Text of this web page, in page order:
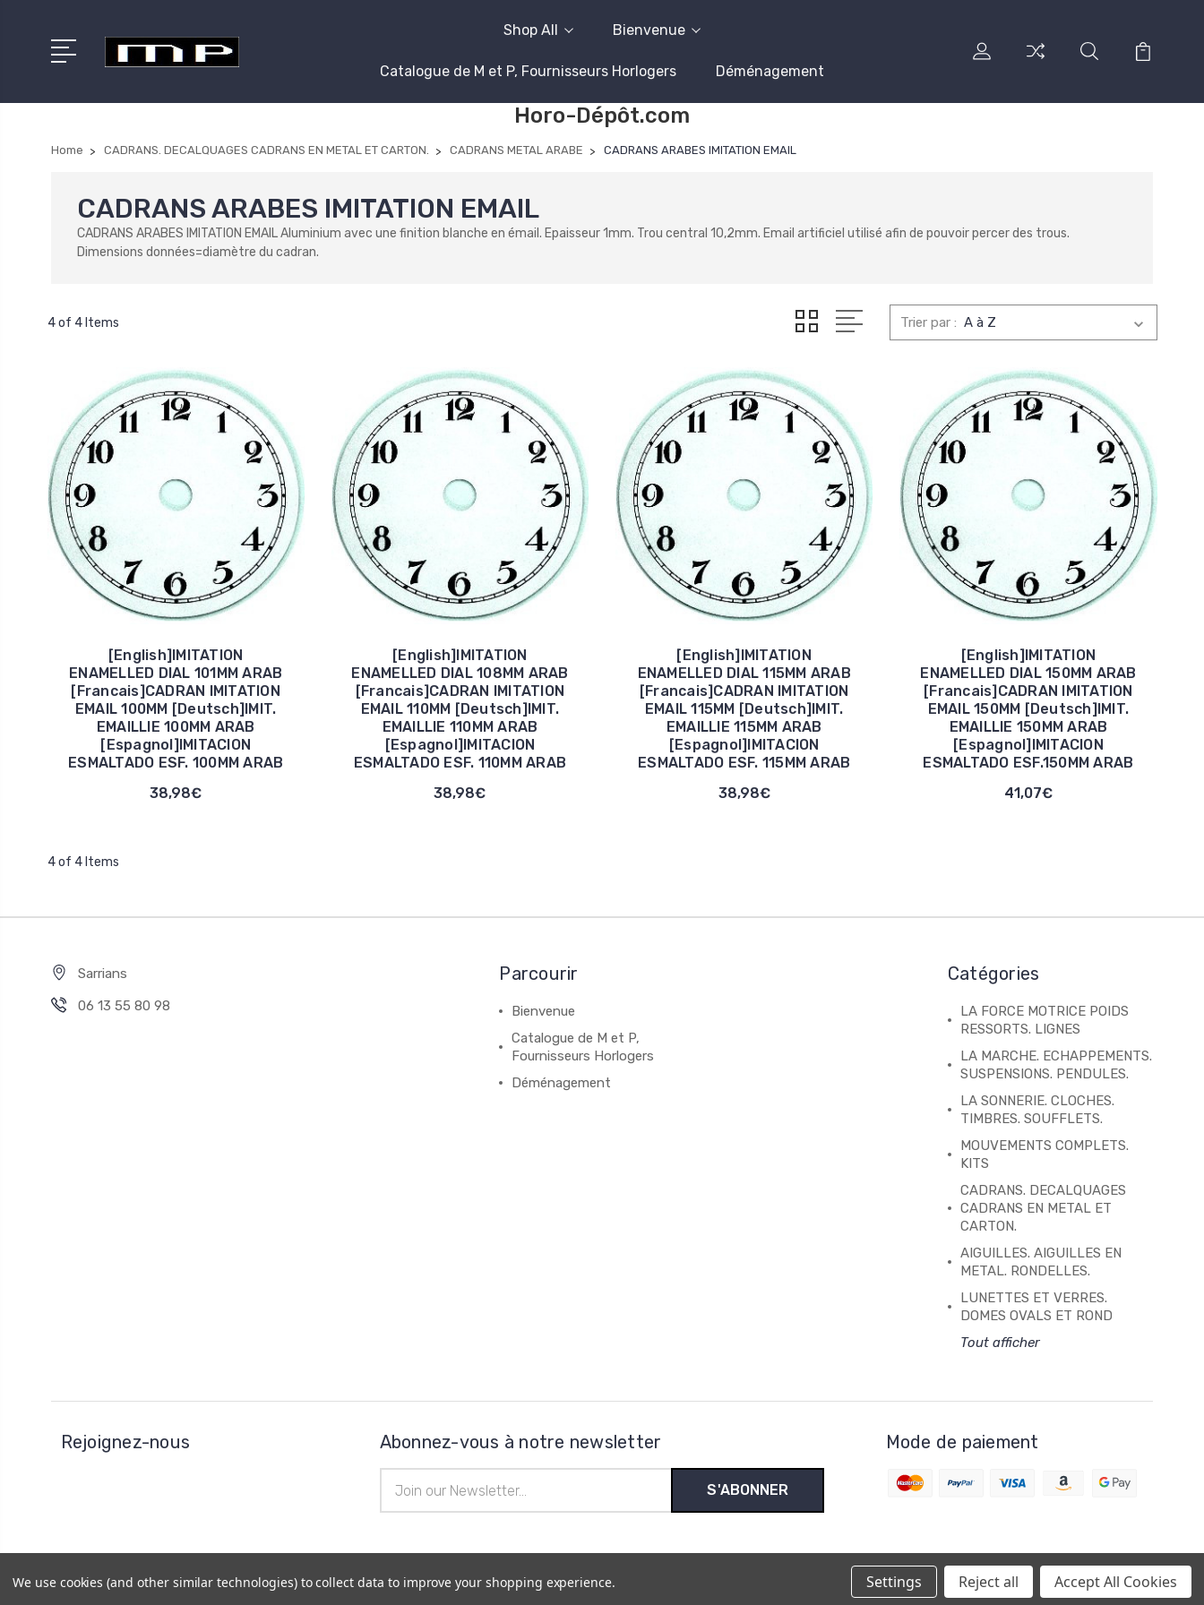
Shop All Bienvenue
Catalogue de M et P, Fournisseurs Horlogers Déménagement
Horo-Dépôt.com
Home CADRANS. DECALQUAGES CADRANS EN METAL ET CARTON. CADRANS METAL ARABE CADRANS ARABES IMITATION EMAIL
CADRANS ARABES IMITATION EMAIL
CADRANS ARABES IMITATION EMAIL Aluminium avec une finition blanche en émail. Epaisseur 1mm. Trou central 10,2mm. Email artificiel utilisé afin de pouvoir percer des trous.
Dimensions données=diamètre du cadran.
4 of 4 Items Trier par :
[English]IMITATION
ENAMELLED DIAL 101MM ARAB
[Francais]CADRAN IMITATION
EMAIL 100MM [Deutsch]IMIT.
EMAILLIE 100MM ARAB
[Espagnol]IMITACION
ESMALTADO ESF. 100MM ARAB
38,98€
[English]IMITATION
ENAMELLED DIAL 108MM ARAB
[Francais]CADRAN IMITATION
EMAIL 110MM [Deutsch]IMIT.
EMAILLIE 110MM ARAB
[Espagnol]IMITACION
ESMALTADO ESF. 110MM ARAB
38,98€
[English]IMITATION
ENAMELLED DIAL 115MM ARAB
[Francais]CADRAN IMITATION
EMAIL 115MM [Deutsch]IMIT.
EMAILLIE 115MM ARAB
[Espagnol]IMITACION
ESMALTADO ESF. 115MM ARAB
38,98€
[English]IMITATION
ENAMELLED DIAL 150MM ARAB
[Francais]CADRAN IMITATION
EMAIL 150MM [Deutsch]IMIT.
EMAILLIE 150MM ARAB
[Espagnol]IMITACION
ESMALTADO ESF.150MM ARAB
41,07€
4 of 4 Items
Sarrians
06 13 55 80 98
Parcourir
Bienvenue
Catalogue de M et P,
Fournisseurs Horlogers
Déménagement
Catégories
LA FORCE MOTRICE POIDS
RESSORTS. LIGNES
LA MARCHE. ECHAPPEMENTS.
SUSPENSIONS. PENDULES.
LA SONNERIE. CLOCHES.
TIMBRES. SOUFFLETS.
MOUVEMENTS COMPLETS.
KITS
CADRANS. DECALQUAGES
CADRANS EN METAL ET
CARTON.
AIGUILLES. AIGUILLES EN
METAL. RONDELLES.
LUNETTES ET VERRES.
DOMES OVALS ET ROND
Tout afficher
Rejoignez-nous Abonnez-vous à notre newsletter
mail
Mode de paiement
Horo Depôt
We use cookies (and other similar technologies) to collect data to improve your shopping experience. Settings Reject all Accept All Cookies